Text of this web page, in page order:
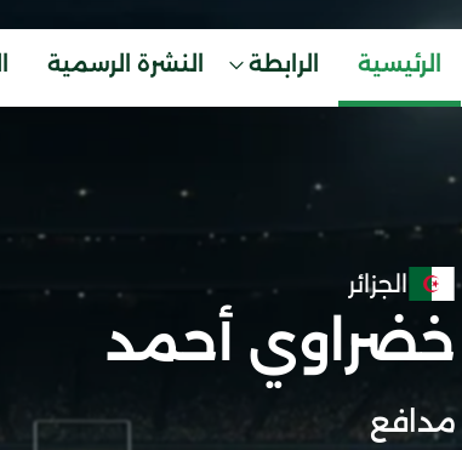
الرئيسية الرابطة النشرة الرسمية
الجزائر
خضراوي أحمد
مدافع